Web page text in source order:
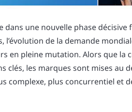
dans une nouvelle phase décisive
l’évolution de la demande
en pleine mutation. Alors que la
clés, les marques sont mises au
complexe, plus concurrentiel et